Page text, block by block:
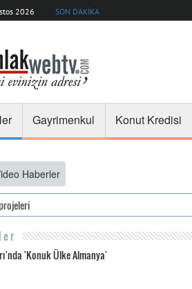
2026 SON DAKİKA
Gayrimenkul Konut Kredisi
Haberler